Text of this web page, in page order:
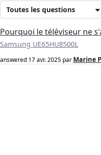
Toutes les questions
Pourquoi le téléviseur ne
Samsung UE65HU8500L
answered 17 avr. 2025 par Marine